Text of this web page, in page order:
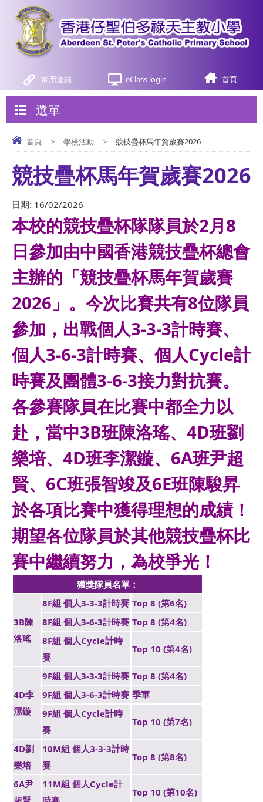
常用連結 eClass login 首頁
選單
首頁 > 學校活動 > 競技疊杯馬年賀歲賽2026
競技疊杯馬年賀歲賽2026
日期: 16/02/2026
本校的競技疊杯隊隊員於2月8
日參加由中國香港競技疊杯總會
主辦的「競技疊杯馬年賀歲賽
2026」。今次比賽共有8位隊員
參加，出戰個人3-3-3計時賽、
個人3-6-3計時賽、個人Cycle計
時賽及團體3-6-3接力對抗賽。
各參賽隊員在比賽中都全力以
赴，當中3B班陳洛瑤、4D班劉
樂培、4D班李潔鏇、6A班尹超
賢、6C班張智竣及6E班陳駿昇
於各項比賽中獲得理想的成績！
期望各位隊員於其他競技疊杯比
賽中繼續努力，為校爭光！
獲獎隊員名單：
3B陳
洛瑤
8F組 個人3-3-3計時賽 Top 8 (第6名)
8F組 個人3-6-3計時賽 Top 8 (第4名)
8F組 個人Cycle計時
賽
Top 10 (第4名)
4D李
潔鏇
9F組 個人3-3-3計時賽 Top 8 (第4名)
9F組 個人3-6-3計時賽 季軍
9F組 個人Cycle計時
賽
Top 10 (第7名)
4D劉
樂培
10M組 個人3-3-3計時
賽
Top 8 (第8名)
6A尹
11M組 個人Cycle計
Top 10 (第10名)